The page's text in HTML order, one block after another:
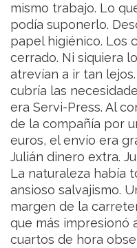
mismo trabajo. Lo
podía suponerlo.
papel higiénico. Los
cerrado. Ni siquiera
atrevían a ir tan
cubría las
era Servi-Press. Al
de la compañía por
euros, el envío era
Julián dinero extra.
La naturaleza había
ansioso salvajismo.
margen de la
que más impresionó
cuartos de hora